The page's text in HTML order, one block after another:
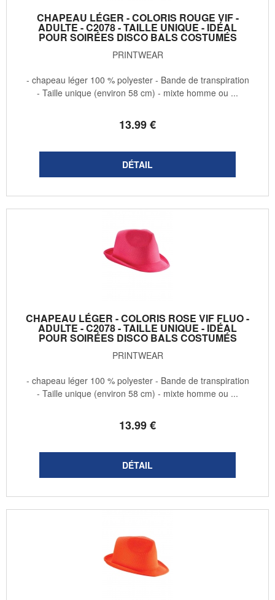
CHAPEAU LÉGER - COLORIS ROUGE VIF -
ADULTE - C2078 - TAILLE UNIQUE - IDÉAL
POUR SOIRÉES DISCO BALS COSTUMÉS
PRINTWEAR
13.99€
- chapeau léger 100 % polyester - Bande de transpiration
- Taille unique (environ 58 cm) - mixte homme ou ...
CHAPEAU LÉGER - COLORIS ROSE VIF FLUO -
ADULTE - C2078 - TAILLE UNIQUE - IDÉAL
POUR SOIRÉES DISCO BALS COSTUMÉS
PRINTWEAR
13.99€
- chapeau léger 100 % polyester - Bande de transpiration
- Taille unique (environ 58 cm) - mixte homme ou ...